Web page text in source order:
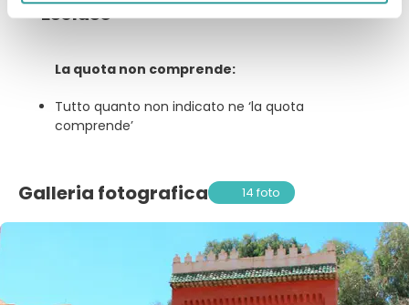
Escluso
La quota non comprende:
Tutto quanto non indicato ne ‘la quota
comprende’
Galleria fotografica 14 foto